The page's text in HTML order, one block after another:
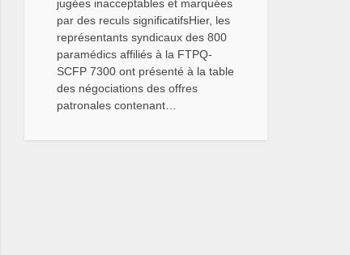
jugées inacceptables et marquées
par des reculs significatifsHier, les
représentants syndicaux des 800
paramédics affiliés à la FTPQ-
SCFP 7300 ont présenté à la table
des négociations des offres
patronales contenant…